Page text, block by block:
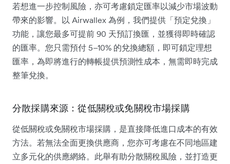
若想進一步控制風險，亦可考慮鎖定匯率以減少市場波動
帶來的影響。以 Airwallex 為例，我們提供「預定兌換」
功能，讓您最多可提前 90 天預訂換匯，並獲得即時確認
的匯率。您只需預付 5–10% 的兌換總額，即可鎖定理想
匯率，為即將進行的轉帳提供預測性成本，無需即時完成
整筆兌換。
分散採購來源：從低關稅或免關稅市場採購
從低關稅或免關稅市場採購，是直接降低進口成本的有效
方法。若無法全面更換供應商，您亦可考慮在不同地區建
立多元化的供應網絡。此舉有助分散關稅風險，並打造更